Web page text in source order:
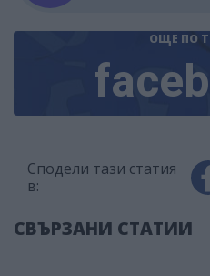
ОЩЕ ПО
Сподели тази статия
в:
СВЪРЗАНИ СТАТИИ